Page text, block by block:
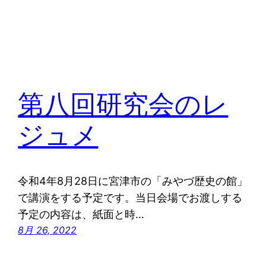
第八回研究会のレ
ジュメ
令和4年8月28日に宮津市の「みやづ歴史の館」
で講演をする予定です。当日会場でお渡しする
予定の内容は、紙面と時…
8月 26, 2022